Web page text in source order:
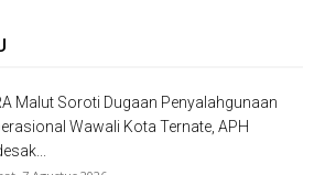
Malut Soroti Dugaan Penyalahgunaan
Wawali Kota Ternate, APH